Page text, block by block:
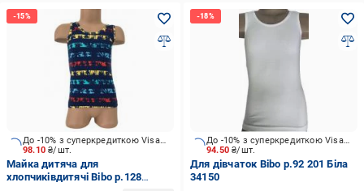
98.10₴/шт.
До -10% з суперкредиткою Visa Вигода
Майка дитяча для
хлопчиківдитячі Bibo р.128
94.50₴/шт.
До -10% з суперкредиткою Visa Вигода
Для дівчаток Bibo р.92 201 Біла
34150